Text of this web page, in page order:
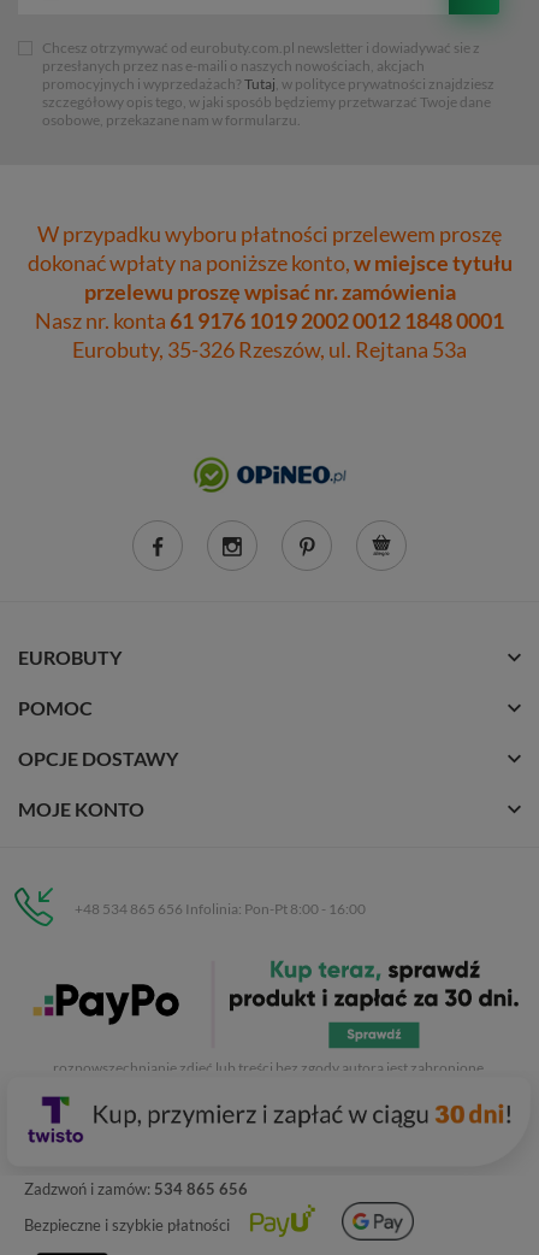
Zadzwoń i zamów: 534 865 656
Bezpieczne i szybkie płatności
Chcesz otrzymywać od eurobuty.com.pl newsletter i dowiadywać sie z
przesłanych przez nas e-maili o naszych nowościach, akcjach
promocyjnych i wyprzedażach? Tutaj, w polityce prywatności znajdziesz
szczegółowy opis tego, w jaki sposób będziemy przetwarzać Twoje dane
osobowe, przekazane nam w formularzu.
W przypadku wyboru płatności przelewem proszę
dokonać wpłaty na poniższe konto,w miejsce tytułu
przelewu proszę wpisać nr. zamówienia
Nasz nr. konta61 9176 1019 2002 0012 1848 0001
Eurobuty, 35-326 Rzeszów, ul. Rejtana 53a
EUROBUTY
POMOC
OPCJE DOSTAWY
MOJE KONTO
+48 534 865 656 Infolinia: Pon-Pt 8:00 - 16:00
C.H. Respan, Rejtana 53a/250
35-326 Rzeszów
. Kopiowanie, przetwarzanie,
rozpowszechnianie zdjęć lub treści bez zgody autora jest zabronione.